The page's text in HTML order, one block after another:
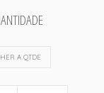
A QTDE